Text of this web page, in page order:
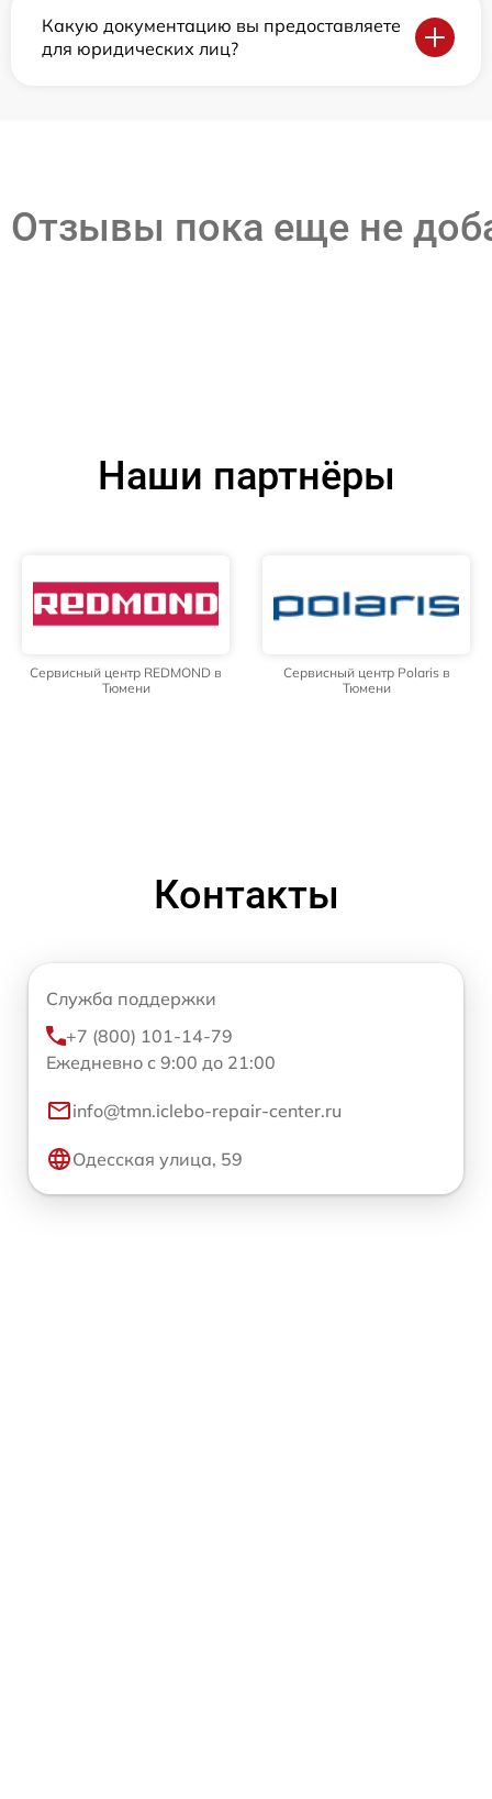
Какую документацию вы предоставляете
для юридических лиц?
Отзывы пока еще не
Наши партнёры
Сервисный центр REDMOND в
Тюмени
Сервисный центр Polaris в
Тюмени
Контакты
Служба поддержки
+7 (800) 101-14-79
Ежедневно с 9:00 до 21:00
info@tmn.iclebo-repair-center.ru
Одесская улица, 59